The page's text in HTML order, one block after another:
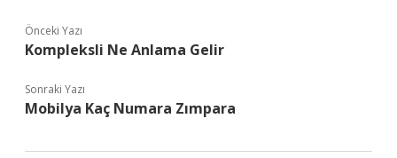
Önceki Yazı
Kompleksli Ne Anlama Gelir
Sonraki Yazı
Mobilya Kaç Numara Zımpara